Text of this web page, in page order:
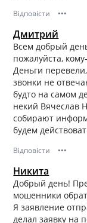
Відповісти •••
Дмитрий
Всем добрый
пожалуйста,
Деньги
звонки не
будто на самом
некий Вячеслав
собирают
будем
Відповісти •••
Никита
Добрый день!
мошенники
Я заявление
делал заявку на